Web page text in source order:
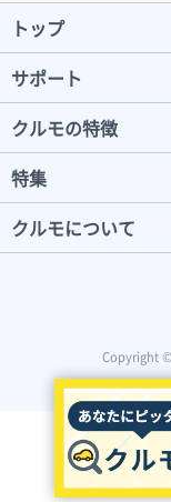
トップ
サポート
クルモの特徴
特集
クルモについて
Copyright